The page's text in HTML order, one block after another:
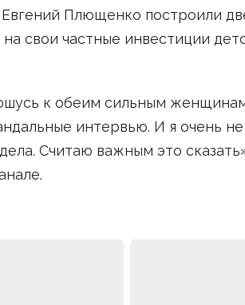
Плющенко построили
свои частные инвестиции
к обеим сильным
интервью. И я очень не
Считаю важным это